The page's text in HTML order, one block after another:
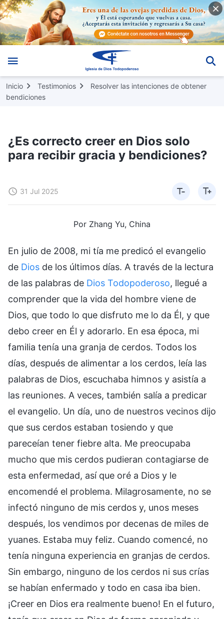
Inicio Testimonios
Resolver las intenciones de obtener
bendiciones
¿Es correcto creer en Dios solo
para recibir gracia y bendiciones?
31 Jul 2025
Por Zhang Yu, China
En julio de 2008, mi tía me predicó el evangelio
de Dios de los últimos días. A través de la lectura
de las palabras de Dios Todopoderoso, llegué a
comprender que la vida del hombre viene de
Dios, que todo lo que disfruto me lo da Él, y que
debo creer en Él y adorarlo. En esa época, mi
familia tenía una granja de cerdos. Todos los
días, después de alimentar a los cerdos, leía las
palabras de Dios, escuchaba himnos y asistía a
las reuniones. A veces, también salía a predicar
el evangelio. Un día, uno de nuestros vecinos dijo
que sus cerdos estaban tosiendo y que
pareceían tener fiebre alta. Me preocupaba
mucho que mis cerdos pudieran contagiarse de
esta enfermedad, así que oré a Dios y le
encomendé el problema. Milagrosamente, no se
infectó ninguno de mis cerdos y, unos meses
después, los vendimos por decenas de miles de
yuanes. Estaba muy feliz. Cuando comencé, no
tenía ninguna experiencia en granjas de cerdos.
Sin embargo, ninguno de los cerdos ni sus crías
se habían enfermado y todo en casa iba bien.
¡Creer en Dios era realmente bueno! En el futuro,